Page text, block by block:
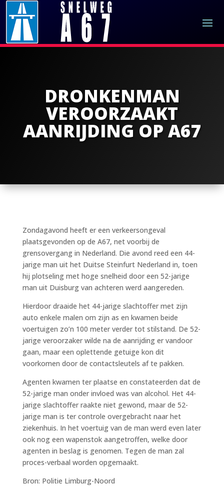
DRONKENMAN
VEROORZAAKT
AANRIJDING OP A67
Zondagavond heeft er een verkeersongeval
plaatsgevonden op de A67, net voorbij de
grensovergang in Nederland. Die avond reed een 44-
jarige man uit het Duitse Steinfurt Nederland in, toen
hij plotseling met hoge snelheid door een 52-jarige
man uit Duisburg van achteren werd aangereden.
Hierdoor draaide het 44-jarige slachtoffer met zijn
auto enkele malen om zijn as en kwamen beide
voertuigen zo’n 100 meter verder tot stilstand. De 52-
jarige veroorzaker wilde na de aanrijding er vandoor
gaan, maar een oplettende getuige kon dit
voorkomen door de contactsleutels af te pakken.
Agenten kwamen ter plaatse en constateerden dat de
52-jarige man onder invloed was van alcohol. Het 44-
jarige slachtoffer raakte niet gewond, maar de 52-
jarige man is ter controle overgebracht naar het
ziekenhuis. In het voertuig van de man werd even later
ook nog een wapenstok aangetroffen, welke door
agenten in beslag is genomen. Tegen de man zal
proces-verbaal worden opgemaakt.
Bron: Politie Limburg-Noord